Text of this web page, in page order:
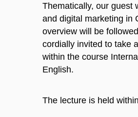
Thematically, our guest
and digital marketing in
overview will be
cordially invited to take
within the course
English.
The lecture is held